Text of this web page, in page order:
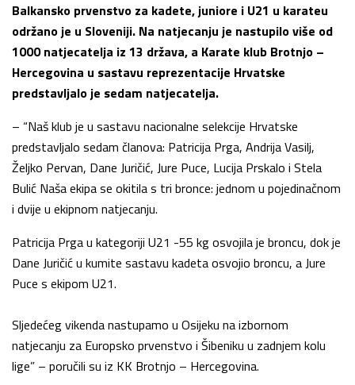
Balkansko prvenstvo za kadete, juniore i U21 u karateu
održano je u Sloveniji. Na natjecanju je nastupilo više od
1000 natjecatelja iz 13 država, a Karate klub Brotnjo –
Hercegovina u sastavu reprezentacije Hrvatske
predstavljalo je sedam natjecatelja.
– “Naš klub je u sastavu nacionalne selekcije Hrvatske
predstavljalo sedam članova: Patricija Prga, Andrija Vasilj,
Željko Pervan, Dane Juričić, Jure Puce, Lucija Prskalo i Stela
Bulić Naša ekipa se okitila s tri bronce: jednom u pojedinačnom
i dvije u ekipnom natjecanju.
Patricija Prga u kategoriji U21 -55 kg osvojila je broncu, dok je
Dane Juričić u kumite sastavu kadeta osvojio broncu, a Jure
Puce s ekipom U21.
Sljedećeg vikenda nastupamo u Osijeku na izbornom
natjecanju za Europsko prvenstvo i Šibeniku u zadnjem kolu
lige” – poručili su iz KK Brotnjo – Hercegovina.